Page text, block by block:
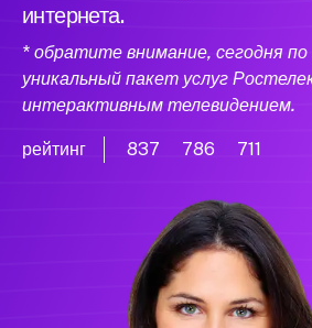
интернета.
* обратите внимание, сегодня
уникальный пакет услуг
интерактивным телевидением.
рейтинг 837 786 711